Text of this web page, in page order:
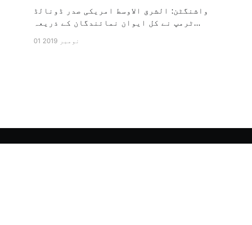
واشنگٹن: الشرق الاوسط امریکی صدر ڈونالڈ
ٹرمپ نے کل ایوان نمائندگان کے ذریعہ
جاری کرنے کے سلسلہ میں اپنی مذمت کا
01 نومبر 2019